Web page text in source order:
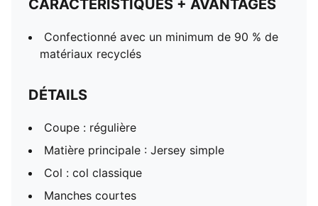
CARACTÉRISTIQUES + AVANTAGES
Confectionné avec un minimum de 90 % de
matériaux recyclés
DÉTAILS
Coupe : régulière
Matière principale : Jersey simple
Col : col classique
Manches courtes